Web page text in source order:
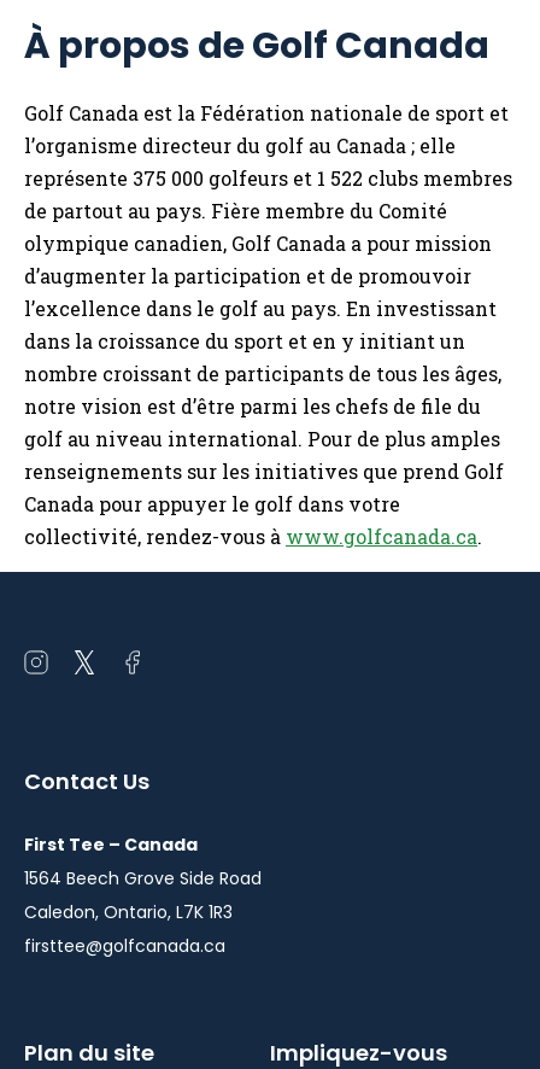
À propos de Golf Canada
Golf Canada est la Fédération nationale de sport et
l’organisme directeur du golf au Canada ; elle
représente 375 000 golfeurs et 1 522 clubs membres
de partout au pays. Fière membre du Comité
olympique canadien, Golf Canada a pour mission
d’augmenter la participation et de promouvoir
l’excellence dans le golf au pays. En investissant
dans la croissance du sport et en y initiant un
nombre croissant de participants de tous les âges,
notre vision est d’être parmi les chefs de file du
golf au niveau international. Pour de plus amples
renseignements sur les initiatives que prend Golf
Canada pour appuyer le golf dans votre
collectivité, rendez-vous à www.golfcanada.ca.
Open
window
Open
window
Open
window
Contact Us
First Tee – Canada
1564 Beech Grove Side Road
Caledon, Ontario, L7K 1R3
firsttee@golfcanada.ca
Plan du site Impliquez-vous